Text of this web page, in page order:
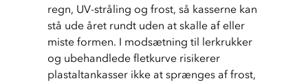
regn, UV-stråling og frost, så kasserne kan
stå ude året rundt uden at skalle af eller
miste formen. I modsætning til lerkrukker
og ubehandlede fletkurve risikerer
plastaltankasser ikke at sprænges af frost,